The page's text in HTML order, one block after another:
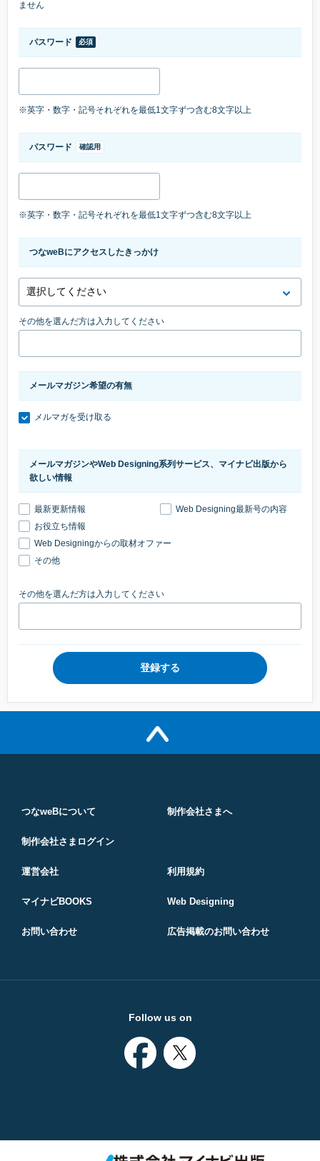
ません
パスワード 必須
※英字・数字・記号それぞれを最低1文字ずつ含む8文字以上
パスワード 確認用
※英字・数字・記号それぞれを最低1文字ずつ含む8文字以上
つなweBにアクセスしたきっかけ
その他を選んだ方は入力してください
メールマガジン希望の有無
メルマガを受け取る
メールマガジンやWeb Designing系列サービス、マイナビ出版から
欲しい情報
最新更新情報
Web Designing最新号の内容
お役立ち情報
Web Designingからの取材オファー
その他
その他を選んだ方は入力してください
つなweBについて 制作会社さまへ
制作会社さまログイン
運営会社 利用規約
マイナビBOOKS Web Designing
お問い合わせ 広告掲載のお問い合わせ
Follow us on